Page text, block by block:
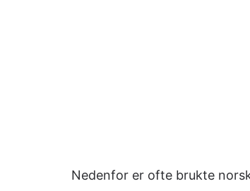
Kan du hjelpe meg?→